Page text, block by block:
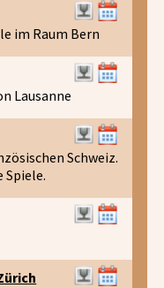
im Raum Bern
Lausanne
Schweiz.
Spiele.